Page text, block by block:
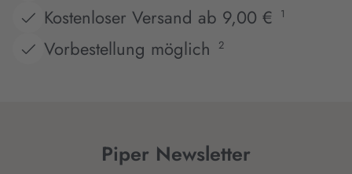
Kostenloser Versand ab 9,00 €
1
Vorbestellung möglich 2
Piper Newsletter